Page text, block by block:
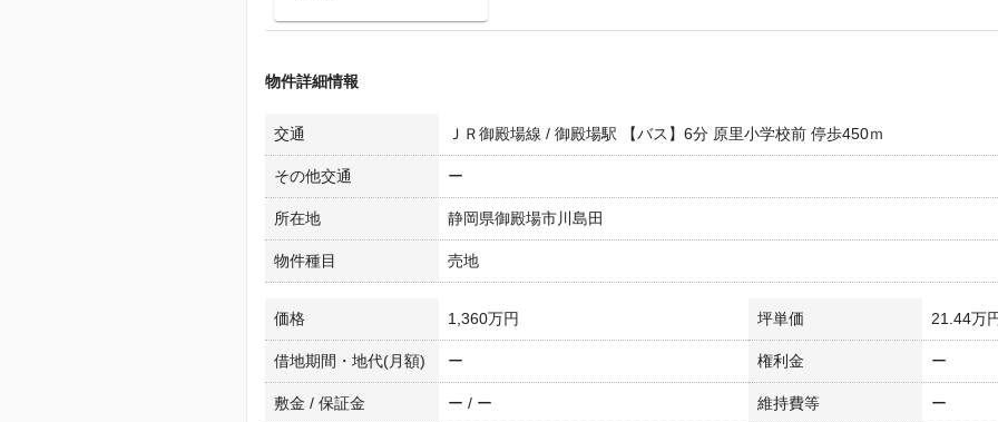
物件詳細情報
交通 ＪＲ御殿場線 / 御殿場駅 【バス】6分 原里小学校前 停歩450ｍ
その他交通 ー
所在地 静岡県御殿場市川島田
物件種目 売地
価格 1,360万円 坪単価 21.44万
借地期間・地代(月額) ー 権利金 ー
敷金 / 保証金 ー / ー 維持費等 ー